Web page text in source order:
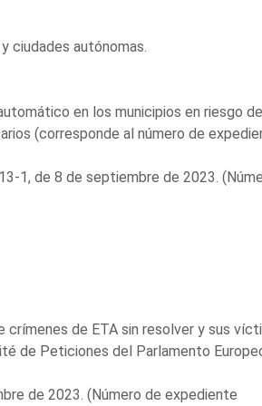
ciudades autónomas.
en los municipios en riesgo de
(corresponde al número de
1, de 8 de septiembre de 2023.
crímenes de ETA sin resolver y sus
de Peticiones del Parlamento
de 2023. (Número de expediente